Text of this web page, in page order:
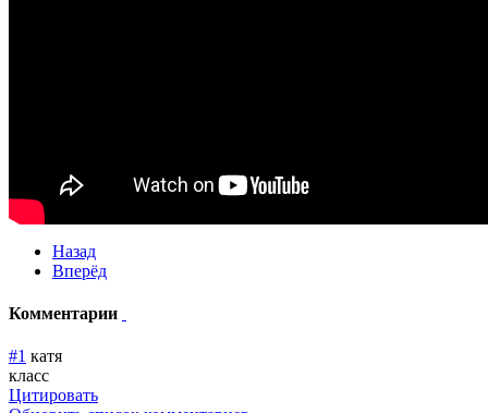
Назад
Вперёд
Комментарии
#1 катя
класс
Цитировать